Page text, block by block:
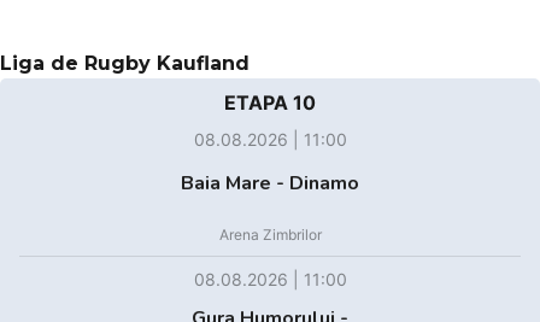
Liga de Rugby Kaufland
ETAPA 10
08.08.2026 | 11:00
Baia Mare - Dinamo
Arena Zimbrilor
08.08.2026 | 11:00